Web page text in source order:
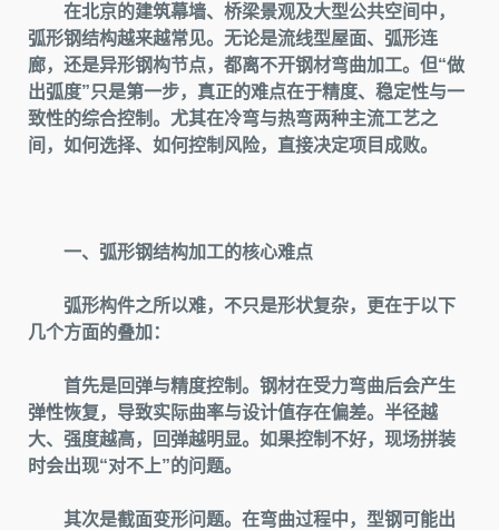
在北京的建筑幕墙、桥梁景观及大型公共空间中，
弧形钢结构越来越常见。无论是流线型屋面、弧形连
廊，还是异形钢构节点，都离不开钢材弯曲加工。但“做
出弧度”只是第一步，真正的难点在于精度、稳定性与一
致性的综合控制。尤其在冷弯与热弯两种主流工艺之
间，如何选择、如何控制风险，直接决定项目成败。
一、弧形钢结构加工的核心难点
弧形构件之所以难，不只是形状复杂，更在于以下
几个方面的叠加：
首先是回弹与精度控制。钢材在受力弯曲后会产生
弹性恢复，导致实际曲率与设计值存在偏差。半径越
大、强度越高，回弹越明显。如果控制不好，现场拼装
时会出现“对不上”的问题。
其次是截面变形问题。在弯曲过程中，型钢可能出